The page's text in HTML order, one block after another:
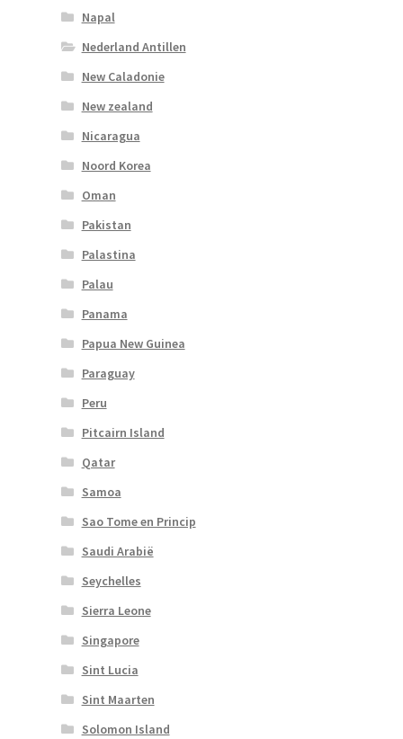
Napal
Nederland Antillen
New Caladonie
New zealand
Nicaragua
Noord Korea
Oman
Pakistan
Palastina
Palau
Panama
Papua New Guinea
Paraguay
Peru
Pitcairn Island
Qatar
Samoa
Sao Tome en Princip
Saudi Arabië
Seychelles
Sierra Leone
Singapore
Sint Lucia
Sint Maarten
Solomon Island